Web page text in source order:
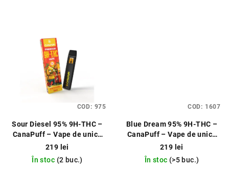
Sour Diesel 95% 9H‑THC –
CanaPuff – Vape de unică
folosință 1 ml
219 lei
În stoc (2 buc.)
COD: 975
Blue Dream 95% 9H‑THC –
CanaPuff – Vape de unică
folosință 1 ml
219 lei
În stoc (>5 buc.)
COD: 1607